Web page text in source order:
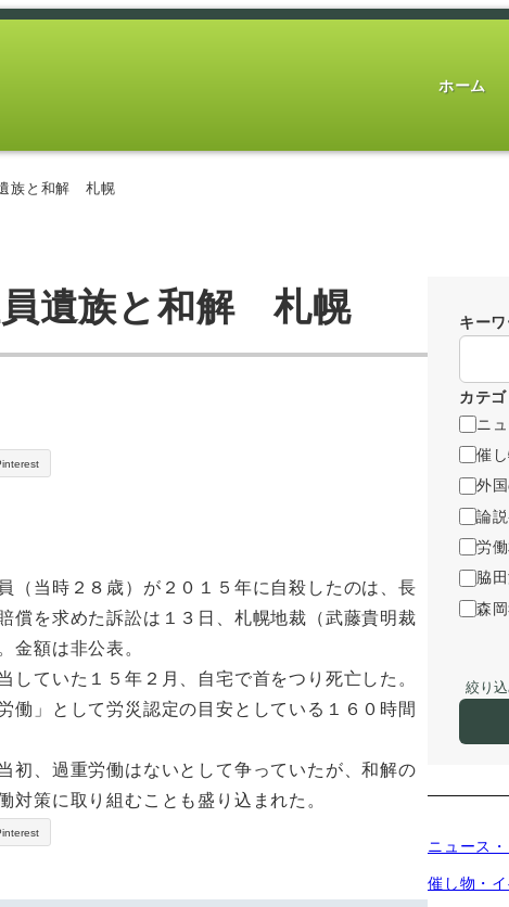
ホーム
族と和解 札幌
遺族と和解 札幌
当時２８歳）が２０１５年に自殺したのは、長
償を求めた訴訟は１３日、札幌地裁（武藤貴明裁
額は非公表。
ていた１５年２月、自宅で首をつり死亡した。
働」として労災認定の目安としている１６０時間
、過重労働はないとして争っていたが、和解の
策に取り組むことも盛り込まれた。
キー
カテ
ニ
催
外
論
労
脇
森
絞り
ニュース
催し物・